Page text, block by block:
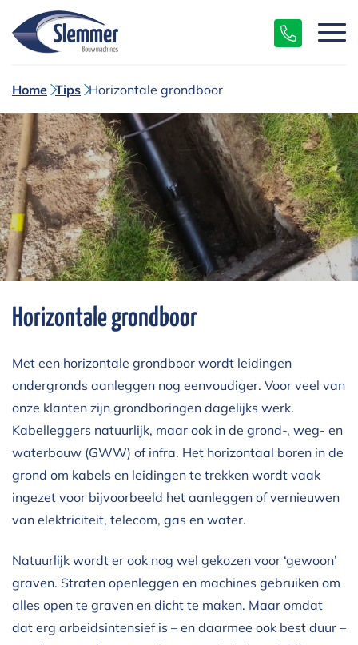
Home Tips Horizontale grondboor
Horizontale grondboor
Met een horizontale grondboor wordt leidingen
ondergronds aanleggen nog eenvoudiger. Voor veel van
onze klanten zijn grondboringen dagelijks werk.
Kabelleggers natuurlijk, maar ook in de grond-, weg- en
waterbouw (GWW) of infra. Het horizontaal boren in de
grond om kabels en leidingen te trekken wordt vaak
ingezet voor bijvoorbeeld het aanleggen of vernieuwen
van elektriciteit, telecom, gas en water.
Natuurlijk wordt er ook nog wel gekozen voor ‘gewoon’
graven. Straten openleggen en machines gebruiken om
alles open te graven en dicht te maken. Maar omdat
dat erg arbeidsintensief is – en daarmee ook best duur –